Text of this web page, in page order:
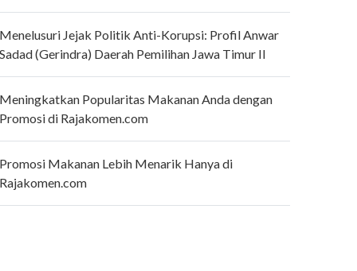
Jejak Politik Anti-Korupsi: Profil Anwar
(Gerindra) Daerah Pemilihan Jawa Timur II
Popularitas Makanan Anda dengan
di Rajakomen.com
Makanan Lebih Menarik Hanya di